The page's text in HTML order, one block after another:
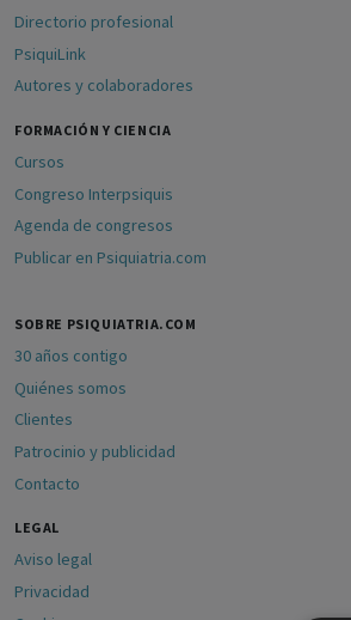
Directorio profesional
PsiquiLink
Autores y colaboradores
FORMACIÓN Y CIENCIA
Cursos
Congreso Interpsiquis
Agenda de congresos
Publicar en Psiquiatria.com
SOBRE PSIQUIATRIA.COM
30 años contigo
Quiénes somos
Clientes
Patrocinio y publicidad
Contacto
LEGAL
Aviso legal
Privacidad